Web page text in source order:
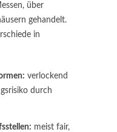
über
gehandelt.
in
verlockend
durch
meist fair,